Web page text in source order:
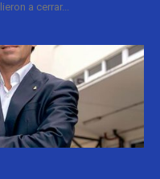
a cerrar...